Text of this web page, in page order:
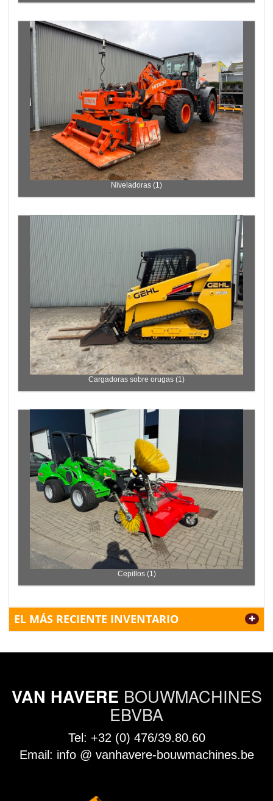
Niveladoras (1)
Cargadoras sobre orugas (1)
Cepillos (1)
EL MÁS RECIENTE INVENTARIO
VAN HAVERE BOUWMACHINES
EBVBA
Tel: +32 (0) 476/39.80.60
Email: info @ vanhavere-bouwmachines.be